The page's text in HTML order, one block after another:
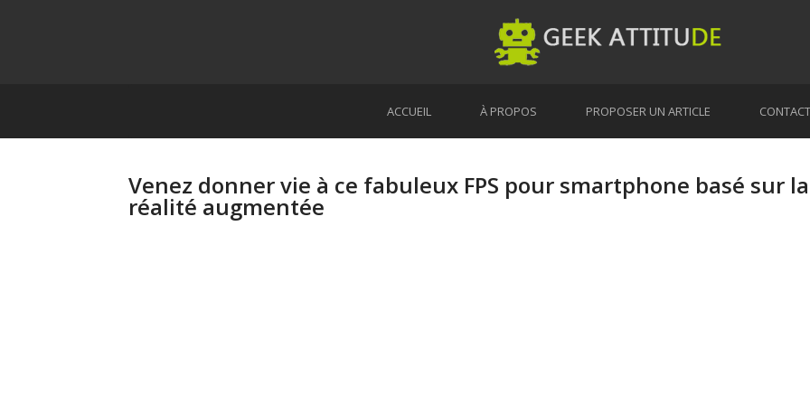
ACCUEIL À PROPOS PROPOSER UN ARTICLE CONTACT
Venez donner vie à ce fabuleux FPS pour smartphone basé sur la
réalité augmentée